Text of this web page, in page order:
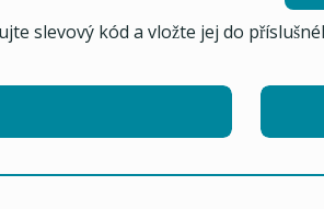
slevový kód a vložte jej do